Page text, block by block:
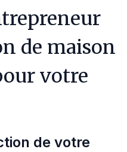
de maison
votre
de votre